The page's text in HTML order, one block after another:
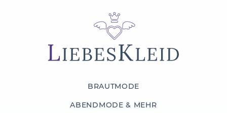
BRAUTMODE
ABENDMODE & MEHR